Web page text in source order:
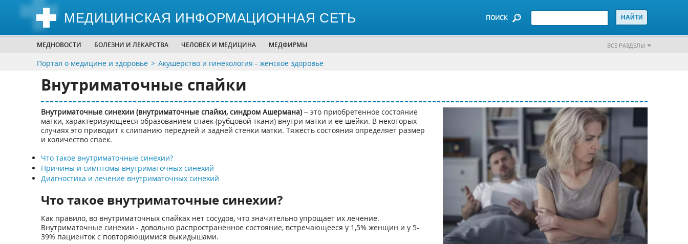
МЕДИЦИНСКАЯ ИНФОРМАЦИОННАЯ СЕТЬ ПОИСК
МЕДНОВОСТИ БОЛЕЗНИ И ЛЕКАРСТВА ЧЕЛОВЕК И МЕДИЦИНА МЕДФИРМЫ ВСЕ РАЗДЕЛЫ
Портал о медицине и здоровье Акушерство и гинекология - женское здоровье
Внутриматочные спайки
Внутриматочные синехии (внутриматочные спайки, синдром Ашермана)– это приобретенное состояние
матки, характеризующееся образованием спаек (рубцовой ткани) внутри матки и ее шейки. В некоторых
случаях это приводит к слипанию передней и задней стенки матки. Тяжесть состояния определяет размер
и количество спаек.
Что такое внутриматочные синехии?
Причины и симптомы внутриматочных синехий
Диагностика и лечение внутриматочных синехий
Что такое внутриматочные синехии?
Как правило, во внутриматочных спайках нет сосудов, что значительно упрощает их лечение.
Внутриматочные синехии - довольно распространенное состояние, встречающееся у 1,5% женщин и у 5-
39% пациенток с повторяющимися выкидышами.